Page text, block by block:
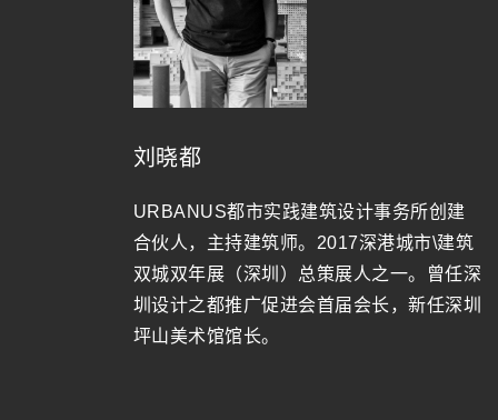
刘晓都
URBANUS都市实践建筑设计事务所创建
合伙人，主持建筑师。2017深港城市\建筑
双城双年展（深圳）总策展人之一。曾任深
圳设计之都推广促进会首届会长，新任深圳
坪山美术馆馆长。